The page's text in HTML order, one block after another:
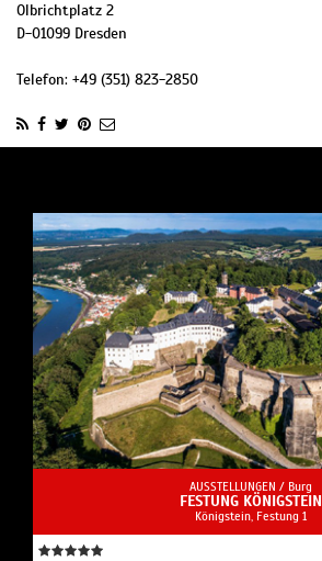
Olbrichtplatz 2
D-01099 Dresden
Telefon: +49 (351) 823-2850
AUSSTELLUNGEN / Burg
FESTUNG KÖNIGSTEIN
Königstein, Festung 1